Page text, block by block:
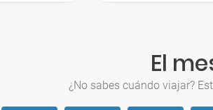
El
¿No sabes cuándo viajar?